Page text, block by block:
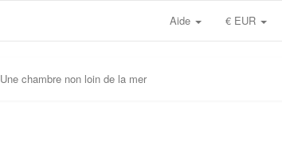
Aide € EUR
Une chambre non loin de la mer